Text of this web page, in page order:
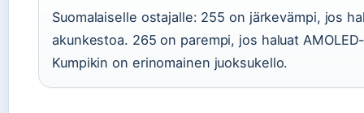
Suomalaiselle ostajalle: 255 on järkevämpi, jos
akunkestoa. 265 on parempi, jos haluat
Kumpikin on erinomainen juoksukello.